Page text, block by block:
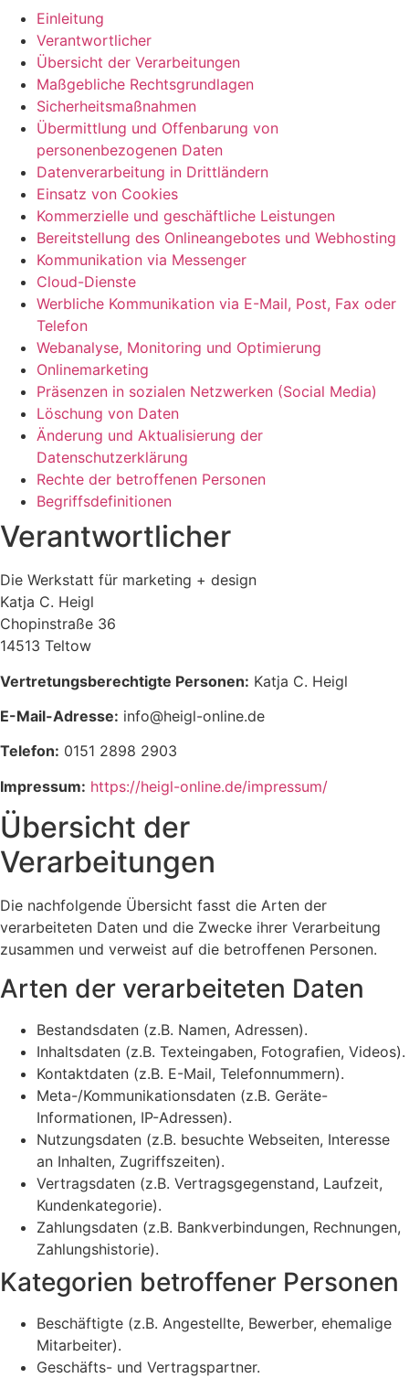
Einleitung
Verantwortlicher
Übersicht der Verarbeitungen
Maßgebliche Rechtsgrundlagen
Sicherheitsmaßnahmen
Übermittlung und Offenbarung von
personenbezogenen Daten
Datenverarbeitung in Drittländern
Einsatz von Cookies
Kommerzielle und geschäftliche Leistungen
Bereitstellung des Onlineangebotes und Webhosting
Kommunikation via Messenger
Cloud-Dienste
Werbliche Kommunikation via E-Mail, Post, Fax oder
Telefon
Webanalyse, Monitoring und Optimierung
Onlinemarketing
Präsenzen in sozialen Netzwerken (Social Media)
Löschung von Daten
Änderung und Aktualisierung der
Datenschutzerklärung
Rechte der betroffenen Personen
Begriffsdefinitionen
Verantwortlicher
Die Werkstatt für marketing + design
Katja C. Heigl
Chopinstraße 36
14513 Teltow
Vertretungsberechtigte Personen: Katja C. Heigl
E-Mail-Adresse: info@heigl-online.de
Telefon: 0151 2898 2903
Impressum: https://heigl-online.de/impressum/
Übersicht der
Verarbeitungen
Die nachfolgende Übersicht fasst die Arten der
verarbeiteten Daten und die Zwecke ihrer Verarbeitung
zusammen und verweist auf die betroffenen Personen.
Arten der verarbeiteten Daten
Bestandsdaten (z.B. Namen, Adressen).
Inhaltsdaten (z.B. Texteingaben, Fotografien, Videos).
Kontaktdaten (z.B. E-Mail, Telefonnummern).
Meta-/Kommunikationsdaten (z.B. Geräte-
Informationen, IP-Adressen).
Nutzungsdaten (z.B. besuchte Webseiten, Interesse
an Inhalten, Zugriffszeiten).
Vertragsdaten (z.B. Vertragsgegenstand, Laufzeit,
Kundenkategorie).
Zahlungsdaten (z.B. Bankverbindungen, Rechnungen,
Zahlungshistorie).
Kategorien betroffener Personen
Beschäftigte (z.B. Angestellte, Bewerber, ehemalige
Mitarbeiter).
Geschäfts- und Vertragspartner.